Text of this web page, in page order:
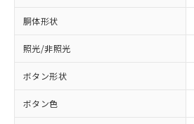
胴体形状
照光/非照光
ボタン形状
ボタン色